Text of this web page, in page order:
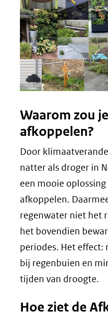
Waarom zou
afkoppelen?
Door
natter als droger in
een mooie
afkoppelen.
regenwater niet het
het bovendien
periodes. Het
bij regenbuien en
tijden van droogte.
Hoe ziet de